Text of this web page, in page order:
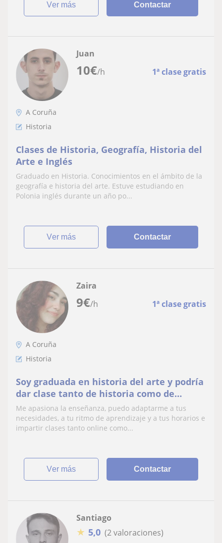
ver más Contactar
10€/h 1ª clase gratis
Juan
A Coruña
Historia
Clases de Historia, Geografía, Historia del
Arte e Inglés
Graduado en Historia. Conocimientos en el ámbito de la
geografía e historia del arte. Estuve estudiando en
Polonia inglés durante un año po...
ver más Contactar
9€/h 1ª clase gratis
Zaira
A Coruña
Historia
Soy graduada en historia del arte y podría
dar clase tanto de historia como de
historia del arte a estudiantes de la Eso y
Universad
Me apasiona la enseñanza, puedo adaptarme a tus
necesidades, a tu ritmo de aprendizaje y a tus horarios e
impartir clases tanto online como...
ver más Contactar
Santiago
★ 5,0 (2 valoraciones)